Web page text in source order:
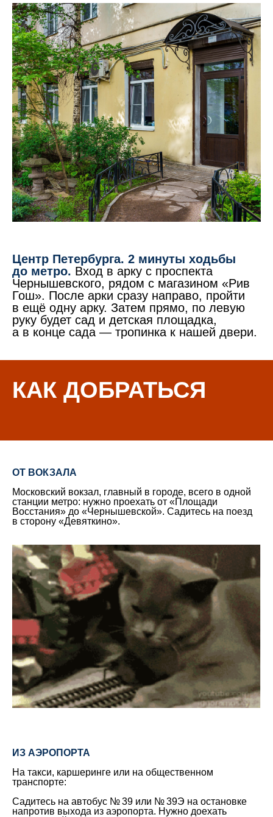
Центр Петербурга. 2 минуты ходьбы
до метро. Вход в арку с проспекта
Чернышевского, рядом с магазином «Рив
Гош». После арки сразу направо, пройти
в ещё одну арку. Затем прямо, по левую
руку будет сад и детская площадка,
а в конце сада — тропинка к нашей двери.
КАК ДОБРАТЬСЯ
ОТ ВОКЗАЛА
Московский вокзал, главный в городе, всего в одной
станции метро: нужно проехать от «Площади
Восстания» до «Чернышевской». Садитесь на поезд
в сторону «Девяткино».
ИЗ АЭРОПОРТА
На такси, каршеринге или на общественном
транспорте:
Садитесь на автобус № 39 или № 39Э на остановке
напротив выхода из аэропорта. Нужно доехать